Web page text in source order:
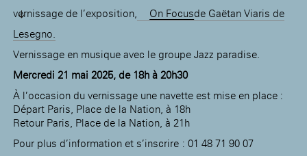
vernissage de l’exposition,
On Focusde Gaëtan Viaris de
Lesegno.
Vernissage en musique avec le groupe Jazz paradise.
Mercredi 21 mai 2025, de 18h à 20h30
À l’occasion du vernissage une navette est mise en place :
Départ Paris, Place de la Nation, à 18h
Retour Paris, Place de la Nation, à 21h
Pour plus d’information et s’inscrire : 01 48 71 90 07